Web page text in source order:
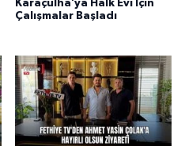
Karaçulha’ya Halk Evi İçin
Çalışmalar Başladı